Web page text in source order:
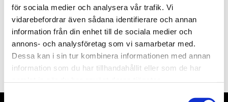
för sociala medier och analysera vår trafik. Vi
vidarebefordrar även sådana identifierare och annan
information från din enhet till de sociala medier och
annons- och analysföretag som vi samarbetar med.
Dessa kan i sin tur kombinera informationen med annan
information som du har tillhandahållit eller som de har
Samtyckesval
PRENUMERERA